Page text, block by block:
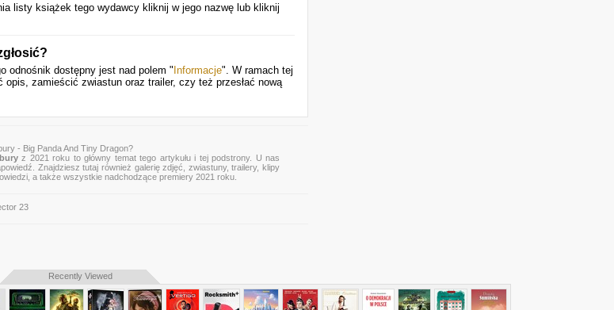
listy książek tego wydawcy kliknij w jego nazwę lub kliknij
odnośnik dostępny jest nad polem " Informacje". W ramach tej
zamieścić zwiastun oraz trailer, czy też przesłać nową
- Big Panda And Tiny Dragon?
z 2021 roku to główny temat tego artykułu i tej podstrony. U nas
Znajdziesz tutaj również galerię zdjęć, zwiastuny, trailery, klipy
a także wszystkie nadchodzące premiery 2021 roku.
23
Recently Viewed